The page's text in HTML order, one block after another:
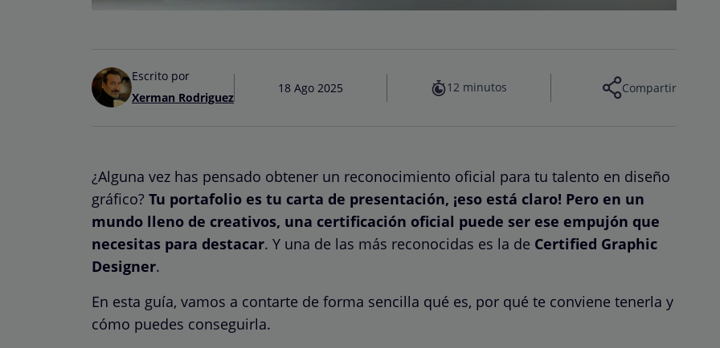
Escrito por
Xerman Rodriguez
18 Ago 2025 12 minutos Compartir
¿Alguna vez has pensado obtener un reconocimiento oficial para tu talento en diseño
gráfico? Tu portafolio es tu carta de presentación, ¡eso está claro! Pero en un
mundo lleno de creativos, una certificación oficial puede ser ese empujón que
necesitas para destacar. Y una de las más reconocidas es la de Certified Graphic
Designer.
En esta guía, vamos a contarte de forma sencilla qué es, por qué te conviene tenerla y
cómo puedes conseguirla.